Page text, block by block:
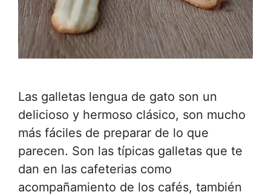
Las galletas lengua de gato son un
delicioso y hermoso clásico, son mucho
más fáciles de preparar de lo que
parecen. Son las típicas galletas que te
dan en las cafeterias como
acompañamiento de los cafés, también